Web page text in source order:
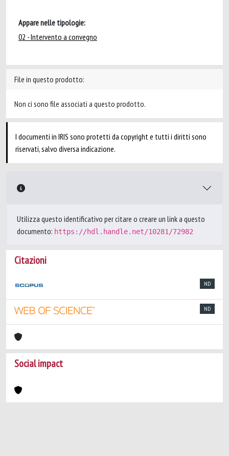
Appare nelle tipologie:
02 - Intervento a convegno
File in questo prodotto:
Non ci sono file associati a questo prodotto.
I documenti in IRIS sono protetti da copyright e tutti i diritti sono
riservati, salvo diversa indicazione.
Utilizza questo identificativo per citare o creare un link a questo
documento: https://hdl.handle.net/10281/72982
Citazioni
ND
ND
Social impact